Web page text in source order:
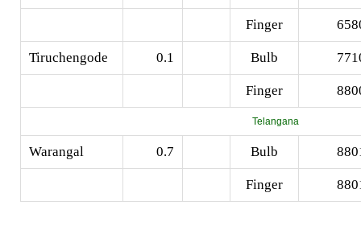
Finger
Tiruchengode 0.1 Bulb
Finger
Telangana
Warangal 0.7 Bulb
Finger